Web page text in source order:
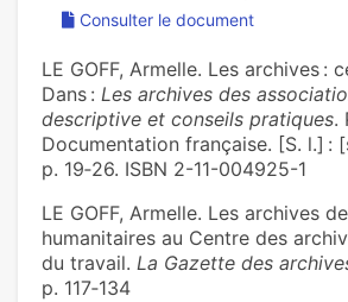
Consulter le document
LE GOFF, Armelle. Les archives :
Dans : Les archives des
descriptive et conseils pratiques.
Documentation française. [S. l.] :
p. 19‑26. ISBN 2-11-004925-1
LE GOFF, Armelle. Les archives
humanitaires au Centre des
du travail. La Gazette des
p. 117‑134